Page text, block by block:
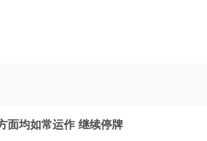
面均如常运作 继续停牌